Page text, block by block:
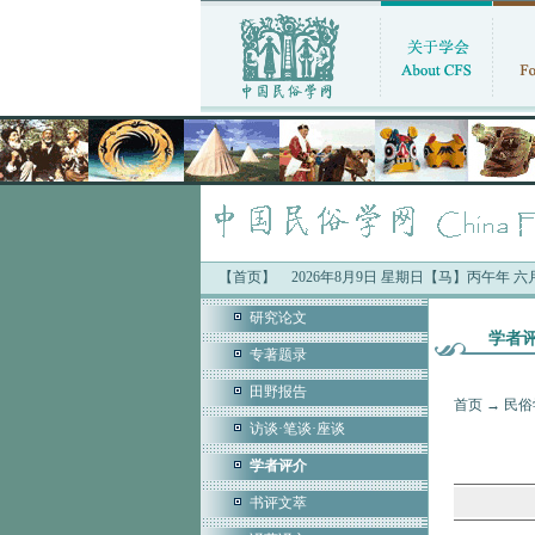
【首页】 2026年8月9日 星期日【马】丙午年 六
研究论文
专著题录
田野报告
访谈·笔谈·座谈
学者评介
书评文萃
学者
首页→ 民